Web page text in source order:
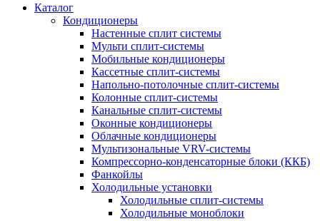
Каталог
Кондиционеры
Настенные сплит системы
Мульти сплит-системы
Мобильные кондиционеры
Кассетные сплит-системы
Напольно-потолочные сплит-системы
Колонные сплит-системы
Канальные сплит-системы
Оконные кондиционеры
Облачные кондиционеры
Мультизональные VRV-системы
Компрессорно-конденсаторные блоки (ККБ)
Фанкойлы
Холодильные установки
Холодильные сплит-системы
Холодильные моноблоки